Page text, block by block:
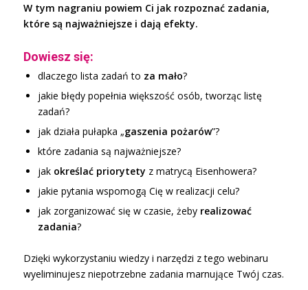
W tym nagraniu powiem Ci jak rozpoznać zadania,
które są najważniejsze i dają efekty.
Dowiesz się:
dlaczego lista zadań to za mało?
jakie błędy popełnia większość osób, tworząc listę
zadań?
jak działa pułapka „gaszenia pożarów”?
które zadania są najważniejsze?
jak określać priorytety z matrycą Eisenhowera?
jakie pytania wspomogą Cię w realizacji celu?
jak zorganizować się w czasie, żeby realizować
zadania?
Dzięki wykorzystaniu wiedzy i narzędzi z tego webinaru
wyeliminujesz niepotrzebne zadania marnujące Twój czas.